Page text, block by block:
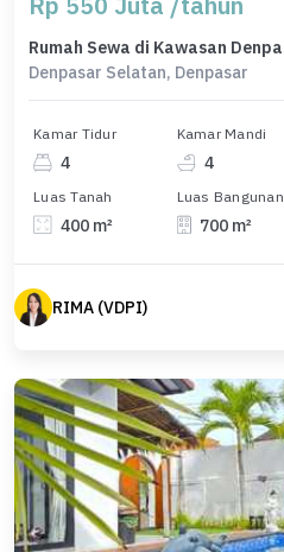
Denpasar Selatan, Denpasar
Kamar Tidur
4
Kamar Mandi
4
Luas Tanah
400 m²
Luas Bangunan
700 m²
RIMA (VDPI)